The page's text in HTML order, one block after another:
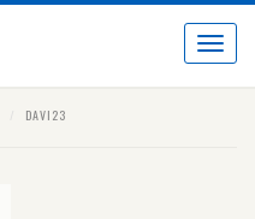
Toggle
DAVI23